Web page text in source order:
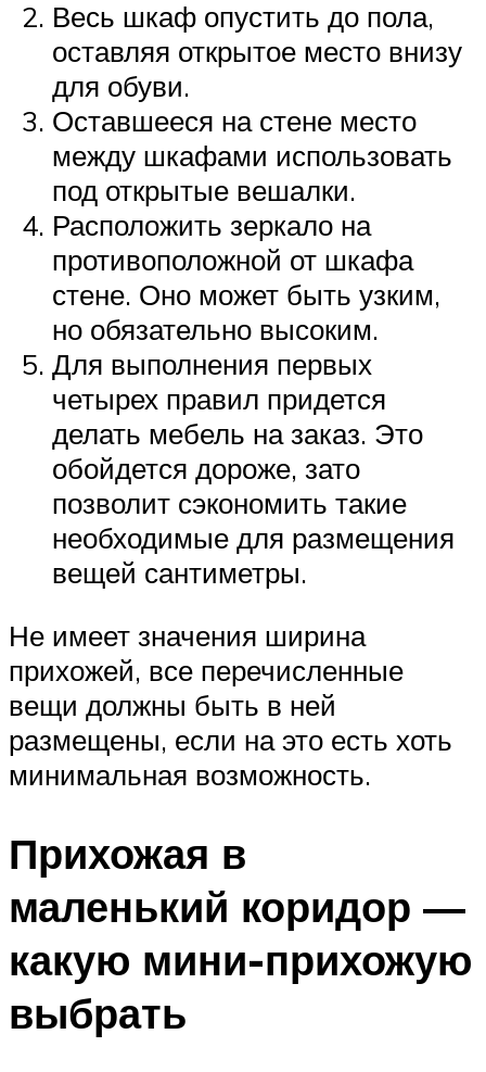
Весь шкаф опустить до пола,
оставляя открытое место внизу
для обуви.
Оставшееся на стене место
между шкафами использовать
под открытые вешалки.
Расположить зеркало на
противоположной от шкафа
стене. Оно может быть узким,
но обязательно высоким.
Для выполнения первых
четырех правил придется
делать мебель на заказ. Это
обойдется дороже, зато
позволит сэкономить такие
необходимые для размещения
вещей сантиметры.
Не имеет значения ширина
прихожей, все перечисленные
вещи должны быть в ней
размещены, если на это есть хоть
минимальная возможность.
Прихожая в
маленький коридор —
какую мини-прихожую
выбрать